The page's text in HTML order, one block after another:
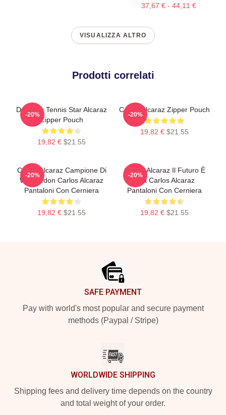
37,67 € - 44,11 €
VISUALIZZA ALTRO
Prodotti correlati
Dynamic Tennis Star Alcaraz
Zipper Pouch
19,82 € $21.55
-20%
Carlos Alcaraz Zipper Pouch
19,82 € $21.55
-20%
Carlos Alcaraz Campione Di
Wimbledon Carlos Alcaraz
Pantaloni Con Cerniera
19,82 € $21.55
-20%
Carlos Alcaraz Il Futuro È
Ora Carlos Alcaraz
Pantaloni Con Cerniera
19,82 € $21.55
-20%
SAFE PAYMENT
Pay with world's most popular and secure payment
methods (Paypal / Stripe)
WORLDWIDE SHIPPING
Shipping fees and delivery time depends on the country
and total weight of your order.